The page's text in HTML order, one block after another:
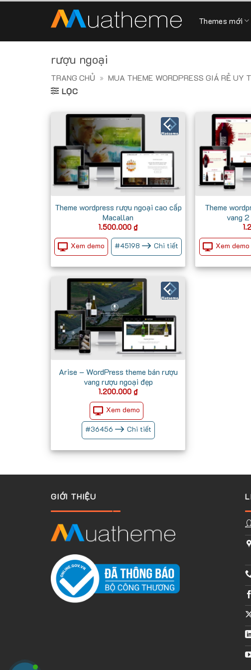
Themes mới
rượu ngoại
TRANG CHỦ » MUA THEME WORDPRESS GIÁ RẺ UY
LỌC
Theme wordpress rượu ngoại cao cấp
Macallan
1.500.000 ₫
Xem demo
#45198 Chi tiết
Theme
vang
Xem demo
Arise – WordPress theme bán rượu
vang rượu ngoại đẹp
1.200.000 ₫
Xem demo
#36456 Chi tiết
GIỚI THIỆU